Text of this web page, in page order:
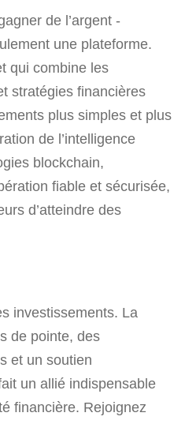
de l’argent -
une plateforme.
qui combine les
stratégies financières
plus simples et plus
de l’intelligence
blockchain,
fiable et sécurisée,
d’atteindre des
investissements. La
de pointe, des
et un soutien
un allié indispensable
financière. Rejoignez